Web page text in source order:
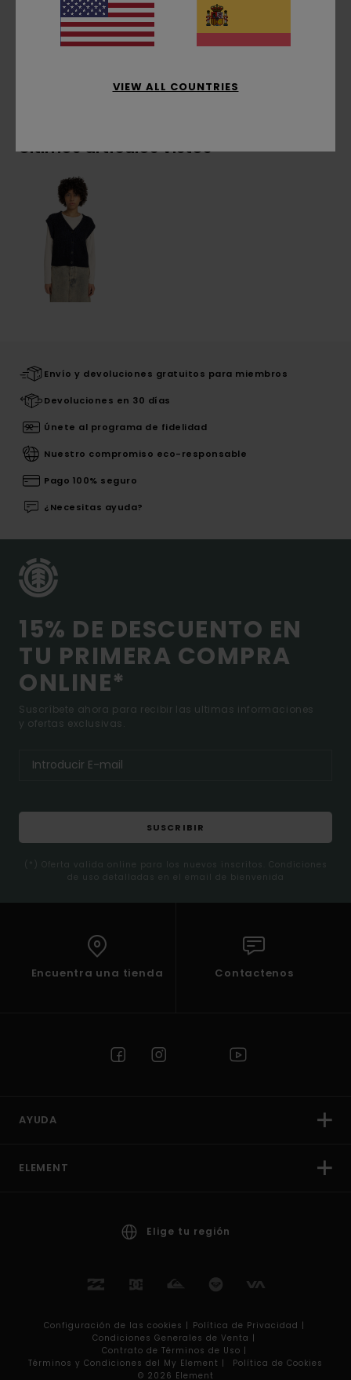
Composición[Tejido principal] 100% algodón
Envíos y Devoluciones
Últimos artículos vistos
Envío y devoluciones gratuitos para miembros
Devoluciones en 30 días
Únete al programa de fidelidad
Nuestro compromiso eco-responsable
Pago 100% seguro
¿Necesitas ayuda?
15% DE DESCUENTO EN
TU PRIMERA COMPRA
ONLINE*
Suscríbete ahora para recibir las ultimas informaciones
y ofertas exclusivas.
SUSCRIBIR
(*) Oferta valida online para los nuevos inscritos. Condiciones
de uso detalladas en el email de bienvenida
Encuentra una tienda Contactenos
AYUDA
ELEMENT
Elige tu región
Configuración de las cookies | Política de Privacidad |
Condiciones Generales de Venta |
Contrato de Términos de Uso |
Términos y Condiciones del My Element |
Política de Cookies
© 2026 Element
VIEW ALL COUNTRIES